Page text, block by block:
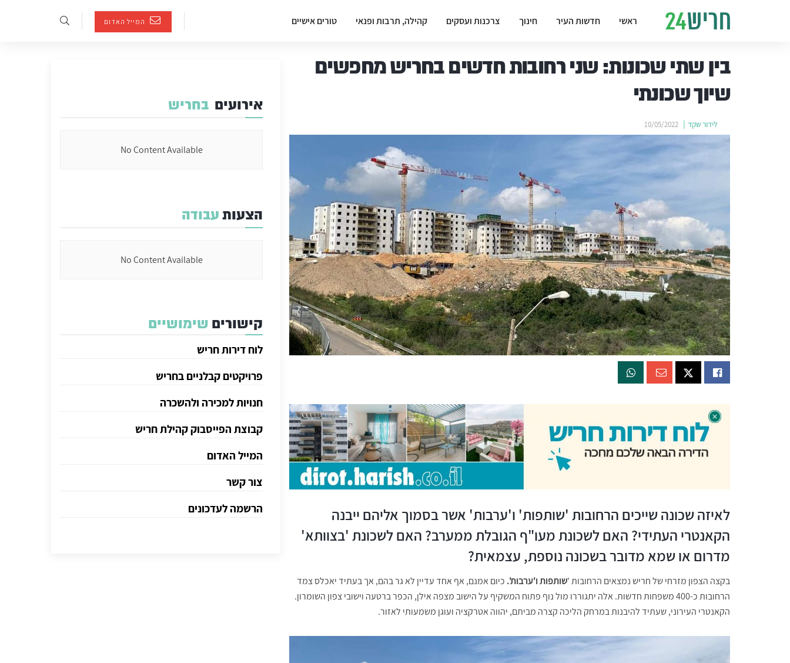
ראשי חדשות העיר חינוך צרכנות ועסקים קהילה, תרבות ופנאי טורים אישיים המייל האדום
בין שתי שכונות: שני רחובות חדשים בחריש מחפשים
שיוך שכונתי
לידור שקד 10/05/2022
לאיזה שכונה שייכים הרחובות 'שותפות' ו'ערבות' אשר בסמוך אליהם ייבנה
הקאנטרי העתידי? האם לשכונת מעו"ף הגובלת ממערב? האם לשכונת 'בצוותא'
מדרום או שמא מדובר בשכונה נוספת, עצמאית?
בקצה הצפון מזרחי של חריש נמצאים הרחובות 'שותפותו'ערבות'. כיום אמנם, אף אחד עדיין לא גר בהם, אך בעתיד יאכלס צמד
הרחובות כ-400 משפחות חדשות. אלה יתגוררו מול נוף פתוח המשקיף על הישוב מצפה אילן, הכפר ברטעה וישובי צפון השומרון.
הקאנטרי העירוני, שעתיד להיבנות במרחק הליכה קצרה מביתם, יהווה אטרקציה ועוגן משמעותי לאזור.
אירועים בחריש
No Content Available
הצעותעבודה
No Content Available
קישורים שימושיים
לוח דירות חריש
פרויקטים קבלניים בחריש
חנויות למכירה ולהשכרה
קבוצת הפייסבוק קהילת חריש
המייל האדום
צור קשר
הרשמה לעדכונים